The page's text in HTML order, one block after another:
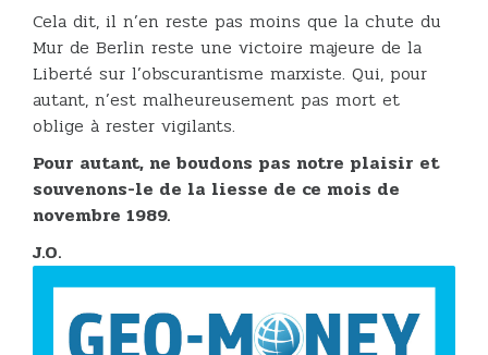
Cela dit, il n’en reste pas moins que la chute du
Mur de Berlin reste une victoire majeure de la
Liberté sur l’obscurantisme marxiste. Qui, pour
autant, n’est malheureusement pas mort et
oblige à rester vigilants.
Pour autant, ne boudons pas notre plaisir et
souvenons-le de la liesse de ce mois de
novembre 1989.
J.O.